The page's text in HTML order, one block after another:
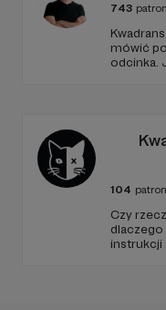
743
mówić
odcinka.
nowego
104
Czy
dlaczego
instrukcji